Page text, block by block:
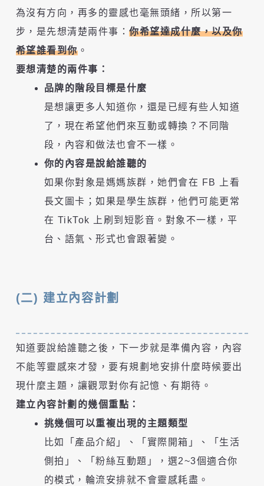
為沒有方向，再多的靈感也毫無頭緒，所以第一
步，是先想清楚兩件事：你希望達成什麼，以及你
希望誰看到你。
要想清楚的兩件事：
品牌的階段目標是什麼
是想讓更多人知道你，還是已經有些人知道
了，現在希望他們來互動或轉換？不同階
段，內容和做法也會不一樣。
你的內容是說給誰聽的
如果你對象是媽媽族群，她們會在 FB 上看
長文圖卡；如果是學生族群，他們可能更常
在 TikTok 上刷到短影音。對象不一樣，平
台、語氣、形式也會跟著變。
(二) 建立內容計劃
知道要說給誰聽之後，下一步就是準備內容，內容
不能等靈感來才發，要有規劃地安排什麼時候要出
現什麼主題，讓觀眾對你有記憶、有期待。
建立內容計劃的幾個重點：
挑幾個可以重複出現的主題類型
比如「產品介紹」、「實際開箱」、「生活
側拍」、「粉絲互動題」，選2~3個適合你
的模式，輪流安排就不會靈感耗盡。